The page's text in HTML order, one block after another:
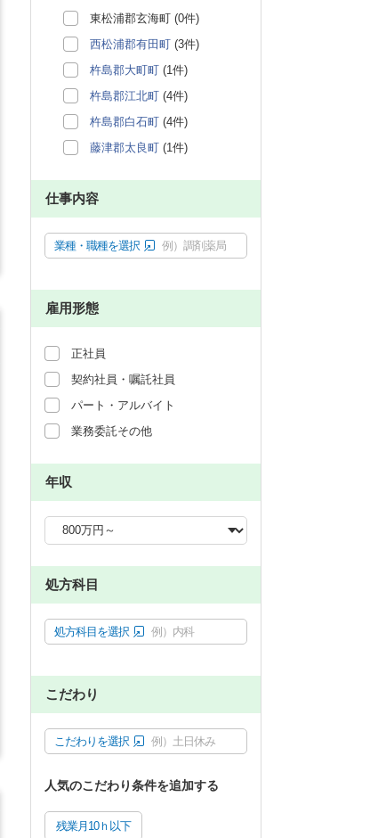
東松浦郡玄海町 (0件)
西松浦郡有田町 (3件)
杵島郡大町町 (1件)
杵島郡江北町 (4件)
杵島郡白石町 (4件)
藤津郡太良町 (1件)
仕事内容
業種・職種を選択 例）調剤薬局
雇用形態
正社員
契約社員・嘱託社員
パート・アルバイト
業務委託その他
年収
処方科目
処方科目を選択 例）内科
こだわり
こだわりを選択 例）土日休み
人気のこだわり条件を追加する
残業月10ｈ以下